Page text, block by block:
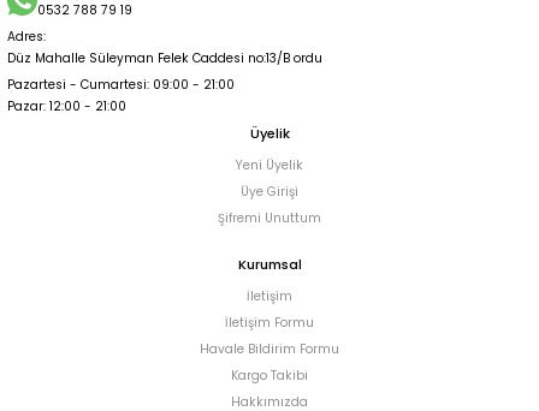
0532 788 79 19
Adres:
Düz Mahalle Süleyman Felek Caddesi no:13/B ordu
Pazartesi - Cumartesi: 09:00 - 21:00
Pazar: 12:00 - 21:00
Üyelik
Yeni Üyelik
Üye Girişi
Şifremi Unuttum
Kurumsal
İletişim
İletişim Formu
Havale Bildirim Formu
Kargo Takibi
Hakkımızda